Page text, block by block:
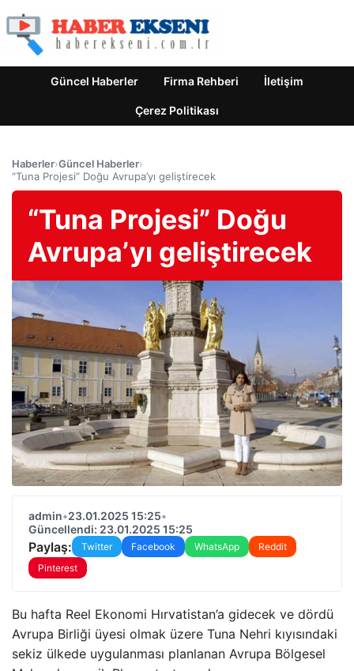
Güncel Haberler Firma Rehberi İletişim
Çerez Politikası
Haberler›Güncel Haberler›
“Tuna Projesi” Doğu Avrupa’yı geliştirecek
“Tuna Projesi” Doğu
Avrupa’yı geliştirecek
admin•23.01.2025 15:25•
Güncellendi: 23.01.2025 15:25
Paylaş: Twitter Facebook WhatsApp
Reddit
Pinterest
Bu hafta Reel Ekonomi Hırvatistan’a gidecek ve dördü
Avrupa Birliği üyesi olmak üzere Tuna Nehri kıyısındaki
sekiz ülkede uygulanması planlanan Avrupa Bölgesel